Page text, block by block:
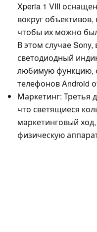
Xperia 1 VIII
вокруг
чтобы их можно
В этом случае
светодиодный
любимую функцию,
телефонов Android
Маркетинг: Третья
что светящиеся
маркетинговый
физическую